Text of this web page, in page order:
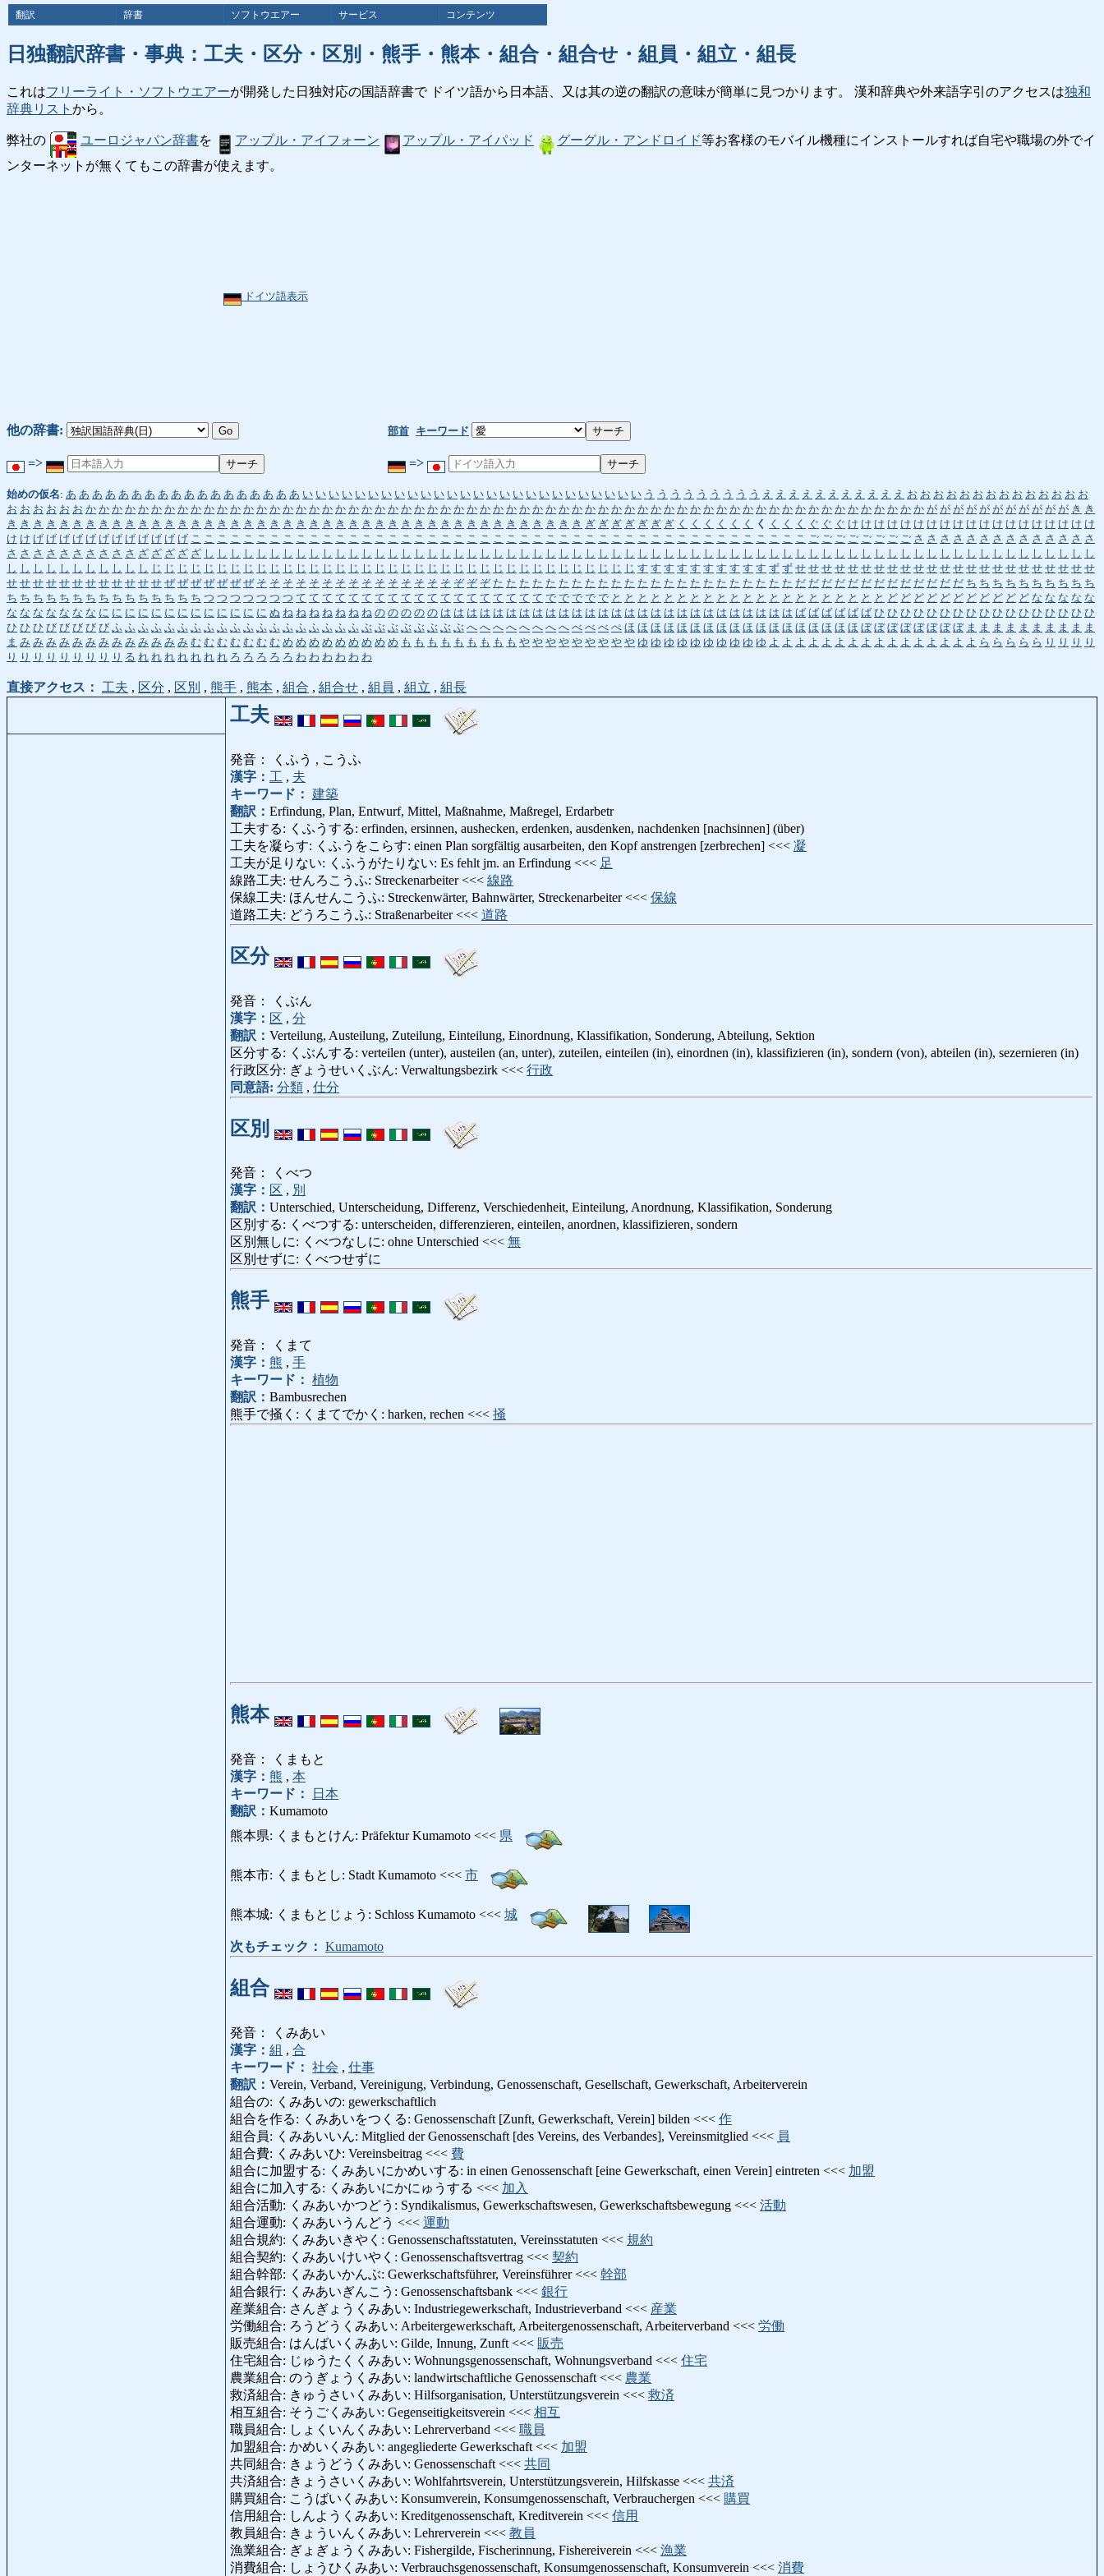
翻訳 辞書 ソフトウエアー サービス コンテンツ
日独翻訳辞書・事典：工夫・区分・区別・熊手・熊本・組合・組合せ・組員・組立・組長
これはフリーライト・ソフトウエアーが開発した日独対応の国語辞書で ドイツ語から日本語、又は其の逆の翻訳の意味が簡単に見つかります。 漢和辞典や外来語字引のアクセスは独和
辞典リスト から。
弊社の ユーロジャパン辞書を アップル・アイフォーン アップル・アイパッド グーグル・アンドロイド等お客様のモバイル機種にインストールすれば自宅や職場の外でイ
ンターネットが無くてもこの辞書が使えます。
ドイツ語表示
他の辞書: 部首 キーワード
=> =>
始めの仮名: あ あ あ あ あ あ あ あ あ あ あ あ あ あ あ あ あ あ い い い い い い い い い い い い い い い い い い い い い い い い い い う う う う う う う う う え え え え え え え え え え え お お お お お お お お お お お お お お
お お お お お お か か か か か か か か か か か か か か か か か か か か か か か か か か か か か か か か か か か か か か か か か か か か か か か か か か か か か か か か か か か か か か か か が が が が が が が が が が が き き
き き き き き き き き き き き き き き き き き き き き き き き き き き き き き き き き き き き き き き き き き き き き ぎ ぎ ぎ ぎ ぎ ぎ ぎ く く く く く く く く く く ぐ ぐ ぐ け け け け け け け け け け け け け け け け け け け
け け げ げ げ げ げ げ げ げ げ げ げ げ こ こ こ こ こ こ こ こ こ こ こ こ こ こ こ こ こ こ こ こ こ こ こ こ こ こ こ こ こ こ こ こ こ こ こ こ こ こ こ こ こ こ こ こ こ こ こ ご ご ご ご ご ご ご ご さ さ さ さ さ さ さ さ さ さ さ さ さ さ
さ さ さ さ さ さ さ さ さ さ ざ ざ ざ ざ ざ し し し し し し し し し し し し し し し し し し し し し し し し し し し し し し し し し し し し し し し し し し し し し し し し し し し し し し し し し し し し し し し し し し し し
し し し し し し し し し し し じ じ じ じ じ じ じ じ じ じ じ じ じ じ じ じ じ じ じ じ じ じ じ じ じ じ じ じ じ じ じ じ じ じ じ じ じ す す す す す す す す す す ず ず せ せ せ せ せ せ せ せ せ せ せ せ せ せ せ せ せ せ せ せ せ せ せ
せ せ せ せ せ せ せ せ せ せ せ せ ぜ ぜ ぜ ぜ ぜ ぜ ぜ そ そ そ そ そ そ そ そ そ そ そ そ そ そ そ ぞ ぞ ぞ た た た た た た た た た た た た た た た た た た た た た た た だ だ だ だ だ だ だ だ だ だ だ だ だ ち ち ち ち ち ち ち ち ち ち
ち ち ち ち ち ち ち ち ち ち ち ち ち ち ち つ つ つ つ つ つ つ て て て て て て て て て て て て て て て て て て て で で で で で と と と と と と と と と と と と と と と と と と と と と ど ど ど ど ど ど ど ど ど ど ど な な な な な
な な な な な な な に に に に に に に に に に に に に ぬ ね ね ね ね ね ね ね の の の の の は は は は は は は は は は は は は は は は は は は は は は は は は は は ば ば ば ば ば ば ひ ひ ひ ひ ひ ひ ひ ひ ひ ひ ひ ひ ひ ひ ひ ひ ひ
ひ ひ ひ び び び び び ふ ふ ふ ふ ふ ふ ふ ふ ふ ふ ふ ふ ふ ふ ふ ふ ふ ふ ふ ぶ ぶ ぶ ぶ ぶ ぶ ぶ ぶ へ へ へ へ へ へ へ へ べ べ べ ぺ ほ ほ ほ ほ ほ ほ ほ ほ ほ ほ ほ ほ ほ ほ ほ ほ ほ ほ ぼ ぼ ぼ ぼ ぼ ぼ ぼ ぼ ま ま ま ま ま ま ま ま ま ま
ま み み み み み み み み み み み み み む む む む む む む め め め め め め め め め も も も も も も も も も や や や や や や や や や ゆ ゆ ゆ ゆ ゆ ゆ ゆ ゆ ゆ ゆ よ よ よ よ よ よ よ よ よ よ よ よ よ よ よ よ ら ら ら ら ら り り り り
り り り り り り り り り る れ れ れ れ れ れ れ ろ ろ ろ ろ ろ わ わ わ わ わ わ
直接アクセス： 工夫 , 区分 , 区別 , 熊手 , 熊本 , 組合 , 組合せ , 組員 , 組立 , 組長
工夫
発音： くふう , こうふ
漢字： 工 , 夫
キーワード： 建築
翻訳： Erfindung, Plan, Entwurf, Mittel, Maßnahme, Maßregel, Erdarbetr
工夫する: くふうする: erfinden, ersinnen, aushecken, erdenken, ausdenken, nachdenken [nachsinnen] (über)
工夫を凝らす: くふうをこらす: einen Plan sorgfältig ausarbeiten, den Kopf anstrengen [zerbrechen] <<< 凝
工夫が足りない: くふうがたりない: Es fehlt jm. an Erfindung <<< 足
線路工夫: せんろこうふ: Streckenarbeiter <<< 線路
保線工夫: ほんせんこうふ: Streckenwärter, Bahnwärter, Streckenarbeiter <<< 保線
道路工夫: どうろこうふ: Straßenarbeiter <<< 道路
区分
発音： くぶん
漢字： 区 , 分
翻訳： Verteilung, Austeilung, Zuteilung, Einteilung, Einordnung, Klassifikation, Sonderung, Abteilung, Sektion
区分する: くぶんする: verteilen (unter), austeilen (an, unter), zuteilen, einteilen (in), einordnen (in), klassifizieren (in), sondern (von), abteilen (in), sezernieren (in)
行政区分: ぎょうせいくぶん: Verwaltungsbezirk <<< 行政
同意語: 分類 , 仕分
区別
発音： くべつ
漢字： 区 , 別
翻訳： Unterschied, Unterscheidung, Differenz, Verschiedenheit, Einteilung, Anordnung, Klassifikation, Sonderung
区別する: くべつする: unterscheiden, differenzieren, einteilen, anordnen, klassifizieren, sondern
区別無しに: くべつなしに: ohne Unterschied <<< 無
区別せずに: くべつせずに
熊手
発音： くまて
漢字： 熊 , 手
キーワード： 植物
翻訳： Bambusrechen
熊手で掻く: くまてでかく: harken, rechen <<< 掻
熊本
発音： くまもと
漢字： 熊 , 本
キーワード：
日本
翻訳： Kumamoto
熊本県: くまもとけん: Präfektur Kumamoto <<< 県
熊本市: くまもとし: Stadt Kumamoto <<< 市
熊本城: くまもとじょう: Schloss Kumamoto <<< 城
次もチェック： Kumamoto
組合
発音： くみあい
漢字： 組 , 合
キーワード： 社会 , 仕事
翻訳： Verein, Verband, Vereinigung, Verbindung, Genossenschaft, Gesellschaft, Gewerkschaft, Arbeiterverein
組合の: くみあいの: gewerkschaftlich
組合を作る: くみあいをつくる: Genossenschaft [Zunft, Gewerkschaft, Verein] bilden <<< 作
組合員: くみあいいん: Mitglied der Genossenschaft [des Vereins, des Verbandes], Vereinsmitglied <<< 員
組合費: くみあいひ: Vereinsbeitrag <<< 費
組合に加盟する: くみあいにかめいする: in einen Genossenschaft [eine Gewerkschaft, einen Verein] eintreten <<< 加盟
組合に加入する: くみあいにかにゅうする <<< 加入
組合活動: くみあいかつどう: Syndikalismus, Gewerkschaftswesen, Gewerkschaftsbewegung <<< 活動
組合運動: くみあいうんどう <<< 運動
組合規約: くみあいきやく: Genossenschaftsstatuten, Vereinsstatuten <<< 規約
組合契約: くみあいけいやく: Genossenschaftsvertrag <<< 契約
組合幹部: くみあいかんぶ: Gewerkschaftsführer, Vereinsführer <<< 幹部
組合銀行: くみあいぎんこう: Genossenschaftsbank <<< 銀行
産業組合: さんぎょうくみあい: Industriegewerkschaft, Industrieverband <<< 産業
労働組合: ろうどうくみあい: Arbeitergewerkschaft, Arbeitergenossenschaft, Arbeiterverband <<< 労働
販売組合: はんばいくみあい: Gilde, Innung, Zunft <<< 販売
住宅組合: じゅうたくくみあい: Wohnungsgenossenschaft, Wohnungsverband <<< 住宅
農業組合: のうぎょうくみあい: landwirtschaftliche Genossenschaft <<< 農業
救済組合: きゅうさいくみあい: Hilfsorganisation, Unterstützungsverein <<< 救済
相互組合: そうごくみあい: Gegenseitigkeitsverein <<< 相互
職員組合: しょくいんくみあい: Lehrerverband <<< 職員
加盟組合: かめいくみあい: angegliederte Gewerkschaft <<< 加盟
共同組合: きょうどうくみあい: Genossenschaft <<< 共同
共済組合: きょうさいくみあい: Wohlfahrtsverein, Unterstützungsverein, Hilfskasse <<< 共済
購買組合: こうばいくみあい: Konsumverein, Konsumgenossenschaft, Verbrauchergen <<< 購買
信用組合: しんようくみあい: Kreditgenossenschaft, Kreditverein <<< 信用
教員組合: きょういんくみあい: Lehrerverein <<< 教員
漁業組合: ぎょぎょうくみあい: Fishergilde, Fischerinnung, Fishereiverein <<< 漁業
消費組合: しょうひくみあい: Verbrauchsgenossenschaft, Konsumgenossenschaft, Konsumverein <<< 消費